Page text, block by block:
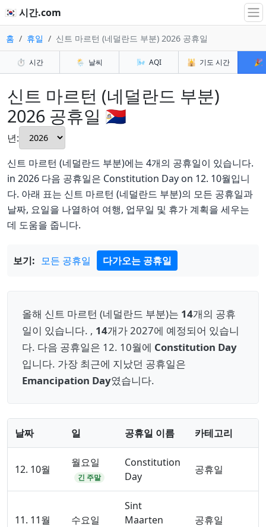
🇰🇷 시간.com
홈 휴일 신트 마르턴 (네덜란드 부분) 2026 공휴일
⏱️ 시간 🌦️ 날씨 🌬️ AQI 🕌 기도 시간 🎉
신트 마르턴 (네덜란드 부분)
2026 공휴일 🇸🇽
년:
신트 마르턴 (네덜란드 부분)에는 4개의 공휴일이 있습니다.
in 2026 다음 공휴일은 Constitution Day on 12. 10월입니
다. 아래 표는 신트 마르턴 (네덜란드 부분)의 모든 공휴일과
날짜, 요일을 나열하여 여행, 업무일 및 휴가 계획을 세우는
데 도움을 줍니다.
보기: 모든 공휴일 다가오는 공휴일
올해 신트 마르턴 (네덜란드 부분)는 14개의 공휴
일이 있습니다. , 14개가 2027에 예정되어 있습니
다. 다음 공휴일은 12. 10월에 Constitution Day
입니다. 가장 최근에 지났던 공휴일은
Emancipation Day였습니다.
날짜 일 공휴일 이름 카테고리
12. 10월
월요일
긴 주말
Constitution
Day
공휴일
11. 11월 수요일
Sint
Maarten
공휴일